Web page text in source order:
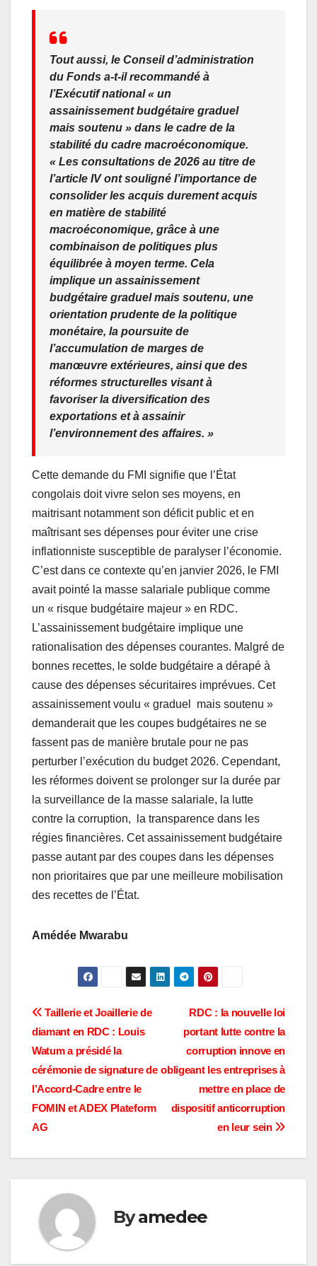
Tout aussi, le Conseil d’administration
du Fonds a-t-il recommandé à
l’Exécutif national « un
assainissement budgétaire graduel
mais soutenu » dans le cadre de la
stabilité du cadre macroéconomique.
« Les consultations de 2026 au titre de
l’article IV ont souligné l’importance de
consolider les acquis durement acquis
en matière de stabilité
macroéconomique, grâce à une
combinaison de politiques plus
équilibrée à moyen terme. Cela
implique un assainissement
budgétaire graduel mais soutenu, une
orientation prudente de la politique
monétaire, la poursuite de
l’accumulation de marges de
manœuvre extérieures, ainsi que des
réformes structurelles visant à
favoriser la diversification des
exportations et à assainir
l’environnement des affaires. »
Cette demande du FMI signifie que l’État
congolais doit vivre selon ses moyens, en
maitrisant notamment son déficit public et en
maîtrisant ses dépenses pour éviter une crise
inflationniste susceptible de paralyser l’économie.
C’est dans ce contexte qu’en janvier 2026, le FMI
avait pointé la masse salariale publique comme
un « risque budgétaire majeur » en RDC.
L’assainissement budgétaire implique une
rationalisation des dépenses courantes. Malgré de
bonnes recettes, le solde budgétaire a dérapé à
cause des dépenses sécuritaires imprévues. Cet
assainissement voulu « graduel mais soutenu »
demanderait que les coupes budgétaires ne se
fassent pas de manière brutale pour ne pas
perturber l’exécution du budget 2026. Cependant,
les réformes doivent se prolonger sur la durée par
la surveillance de la masse salariale, la lutte
contre la corruption, la transparence dans les
régies financières. Cet assainissement budgétaire
passe autant par des coupes dans les dépenses
non prioritaires que par une meilleure mobilisation
des recettes de l’État.
Amédée Mwarabu
Navigation
de
l’article
RDC : la nouvelle loi
portant lutte contre la
corruption innove en
obligeant les entreprises à
mettre en place de
dispositif anticorruption
en leur sein
Taillerie et Joaillerie de
diamant en RDC : Louis
Watum a présidé la
cérémonie de signature de
l’Accord-Cadre entre le
FOMIN et ADEX Plateform
AG
Byamedee